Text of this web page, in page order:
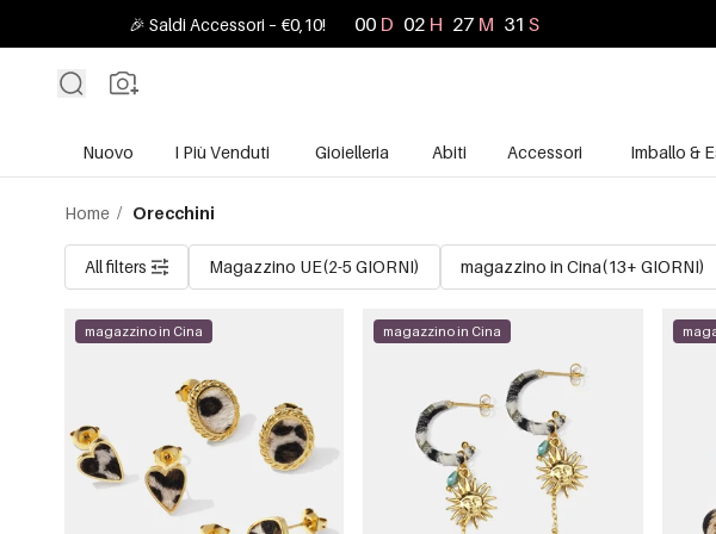
🎉 Saldi Accessori – €0,10! 00 D 02 H 27 M 30 S
Nuovo I Più Venduti Gioielleria Abiti Accessori Imballo &
Home / Orecchini
All filters Magazzino UE(2-5 GIORNI) magazzino in Cina(13+ GIORNI)
magazzino in Cina magazzino in Cina